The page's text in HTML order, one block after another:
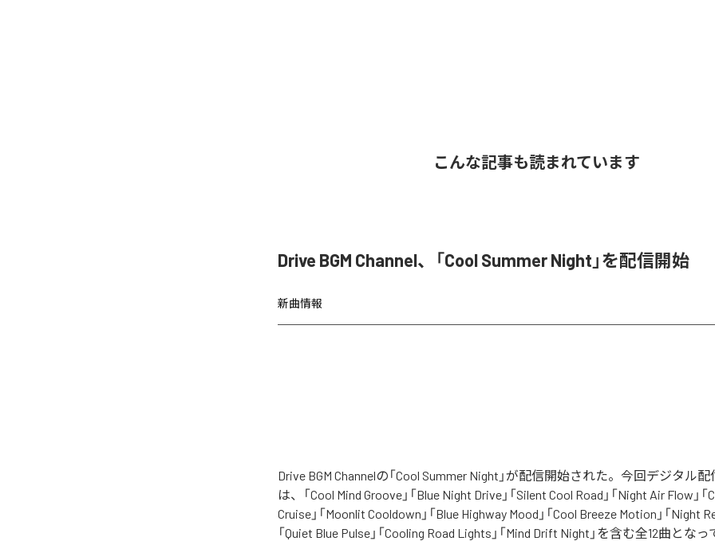
こんな記事も読まれています
Drive BGM Channel、「Cool Summer Night」を配信開始
新曲情報
Drive BGM Channelの「Cool Summer Night」が配信開始された。今回デジタル
は、「Cool Mind Groove」「Blue Night Drive」「Silent Cool Road」「Night Air Flow」「
Cruise」「Moonlit Cooldown」「Blue Highway Mood」「Cool Breeze Motion」「Night
「Quiet Blue Pulse」「Cooling Road Lights」「Mind Drift Night」を含む全12曲となっ